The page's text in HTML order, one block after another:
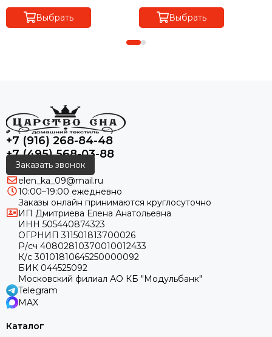
Выбрать Выбрать
+7 (916) 268-84-48
+7 (495) 568-03-88
Заказать звонок
elen_ka_09@mail.ru
10:00–19:00 ежедневно
Заказы онлайн принимаются круглосуточно
ИП Дмитриева Елена Анатольевна
ИНН 505440874323
ОГРНИП 311501813700026
Р/сч 40802810370010012433
К/с 30101810645250000092
БИК 044525092
Московский филиал АО КБ "Модульбанк"
Telegram
MAX
Каталог